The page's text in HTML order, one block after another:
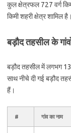
कुल क्षेत्रफल 727 वर्ग
किमी शहरी क्षेत्र शामिल है।
बड़ौद तहसील के
बड़ौद तहसील में लगभग
साथ नीचे दी गई बड़ौद
हैं।
# गांव का नाम